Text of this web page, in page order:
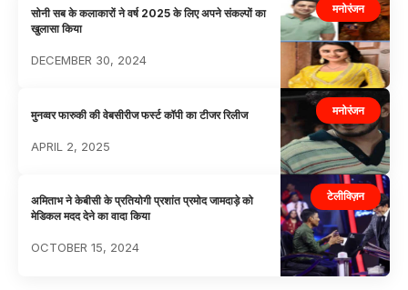
मनोरंजन
सोनी सब के कलाकारों ने वर्ष 2025 के लिए अपने संकल्पों का
खुलासा किया
DECEMBER 30, 2024
मनोरंजन
मुनव्वर फारुकी की वेबसीरीज फर्स्ट कॉपी का टीजर रिलीज
APRIL 2, 2025
टेलीविज़न
अमिताभ ने केबीसी के प्रतियोगी प्रशांत प्रमोद जामदाड़े को
मेडिकल मदद देने का वादा किया
OCTOBER 15, 2024